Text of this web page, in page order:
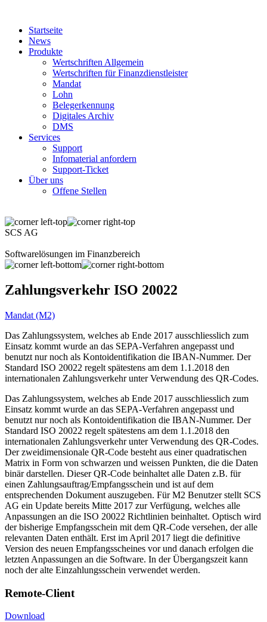
Startseite
News
Produkte
Wertschriften Allgemein
Wertschriften für Finanzdienstleister
Mandat
Lohn
Belegerkennung
Digitales Archiv
DMS
Services
Support
Infomaterial anfordern
Support-Ticket
Über uns
Offene Stellen
SCS AG
Softwarelösungen im Finanzbereich
Zahlungsverkehr ISO 20022
Mandat (M2)
Das Zahlungssystem, welches ab Ende 2017 ausschliesslich zum
Einsatz kommt wurde an das SEPA-Verfahren angepasst und
benutzt nur noch als Kontoidentifikation die IBAN-Nummer. Der
Standard ISO 20022 regelt spätestens am dem 1.1.2018 den
internationalen Zahlungsverkehr unter Verwendung des QR-Codes.
Das Zahlungssystem, welches ab Ende 2017 ausschliesslich zum
Einsatz kommt wurde an das SEPA-Verfahren angepasst und
benutzt nur noch als Kontoidentifikation die IBAN-Nummer. Der
Standard ISO 20022 regelt spätestens am dem 1.1.2018 den
internationalen Zahlungsverkehr unter Verwendung des QR-Codes.
Der zweidimensionale QR-Code besteht aus einer quadratischen
Matrix in Form von schwarzen und weissen Punkten, die die Daten
binär darstellen. Dieser QR-Code beinhaltet alle Daten z.B. für
einen Zahlungsauftrag/Empfangsschein und ist auf dem
entsprechenden Dokument auszugeben. Für M2 Benutzer stellt SCS
AG ein Update bereits Mitte 2017 zur Verfügung, welches alle
Anpassungen an die ISO 20022 Richtlinien beinhaltet. Optisch wird
der bisherige Empfangsschein mit dem QR-Code versehen, der alle
relevanten Daten enthält. Erst im April 2017 liegt die definitive
Version des neuen Empfangsscheines vor und danach erfolgen die
letzten Anpassungen an die Software. In der Übergangszeit kann
noch der alte Einzahlungsschein verwendet werden.
Remote-Client
Download